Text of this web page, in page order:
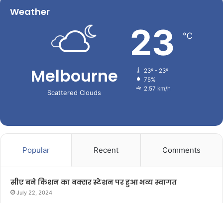
Weather
Melbourne
Scattered Clouds
23 ℃
23º - 23º
75%
2.57 km/h
Popular Recent Comments
सीए बने किशन का बक्सर स्टेशन पर हुआ भव्य स्वागत
July 22, 2024